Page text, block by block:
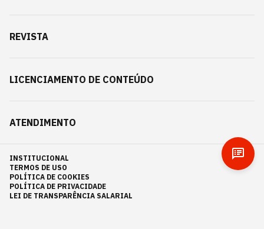
REVISTA
LICENCIAMENTO DE CONTEÚDO
ATENDIMENTO
INSTITUCIONAL
TERMOS DE USO
POLÍTICA DE COOKIES
POLÍTICA DE PRIVACIDADE
LEI DE TRANSPARÊNCIA SALARIAL